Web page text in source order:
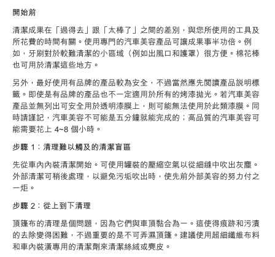
開始前
清潔成果在「過得去」跟「太棒了」之間的差別，與您所使用的工具及
所花費的時間有關。使用專門的汽車美容產品可讓成果事半功倍。例
如，牙刷對於較難清潔的小區域（例如出風口和護罩）很方便。棉花棒
也可用於清潔這些地方。
另外，最好使用有品牌的產品較為安全，不過當然應先閱讀產品說明標
籤。即使是有品牌的產品也不一定適用於所有的烤漆拋光。若汽車美容
產品並無列出可安全用於透明漆膜上，則可能無法使用於此類漆膜。同
時請謹記，汽車美容不可能是五分鐘就能完成的；高品質的汽車美容可
能需要花上 4~8 個小時。
步驟 1：清理難以觸及的清潔盲區
先從車內內裝清潔開始。可使用罐裝的壓縮空氣以從細縫中吹出灰塵。
外部清潔可稍後處理，以避免污垢吹出時，使先前外部美容的努力付之
一炬。
步驟 2：從上到下清理
頂篷布的清理是個問題，因為它們與車頂黏合為一。這使得痕跡和污漬
的去除變得困難，不過重要的是不可弄濕頂篷。建議使用超細纖維布料
和車內裝潢專用的清潔劑來清潔絲絨或麂皮。